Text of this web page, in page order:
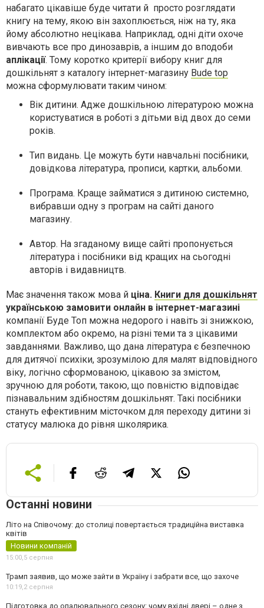
набагато цікавіше буде читати й просто розглядати
книгу на тему, якою він захоплюється, ніж на ту, яка
йому абсолютно нецікава. Наприклад, одні діти охоче
вивчають все про динозаврів, а іншим до вподоби
аплікації. Тому коротко критерії вибору книг для
дошкільнят з каталогу інтернет-магазину Bude top
можна сформулювати таким чином:
Вік дитини. Адже дошкільною літературою можна
користуватися в роботі з дітьми від двох до семи
років.
Тип видань. Це можуть бути навчальні посібники,
довідкова література, прописи, картки, альбоми.
Програма. Краще займатися з дитиною системно,
вибравши одну з програм на сайті даного
магазину.
Автор. На згаданому вище сайті пропонується
література і посібники від кращих на сьогодні
авторів і видавництв.
Має значення також мова й ціна. Книги для дошкільнят
українською замовити онлайн в інтернет-магазині
компанії Буде Топ можна недорого і навіть зі знижкою,
комплектом або окремо, на різні теми та з цікавими
завданнями. Важливо, що дана література є безпечною
для дитячої психіки, зрозумілою для малят відповідного
віку, логічно сформованою, цікавою за змістом,
зручною для роботи, такою, що повністю відповідає
пізнавальним здібностям дошкільнят. Такі посібники
стануть ефективним місточком для переходу дитини зі
статусу малюка до рівня школярика.
Останні новини
Літо на Співочому: до столиці повертається традиційна виставка
квітів
Новини компаній
15:00,5 серпня
Трамп заявив, що може зайти в Україну і забрати все, що захоче
10:19,2 серпня
Підготовка до опалювального сезону: чому вхідні двері – одне з